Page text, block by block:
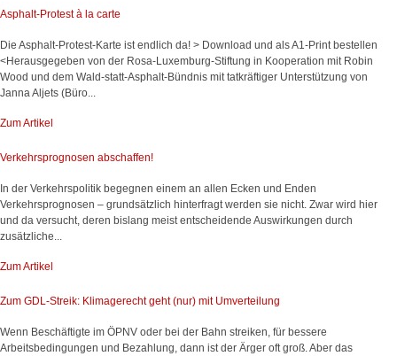
Asphalt-Protest à la carte
Die Asphalt-Protest-Karte ist endlich da! > Download und als A1-Print bestellen
<Herausgegeben von der Rosa-Luxemburg-Stiftung in Kooperation mit Robin
Wood und dem Wald-statt-Asphalt-Bündnis mit tatkräftiger Unterstützung von
Janna Aljets (Büro...
Zum Artikel
Verkehrsprognosen abschaffen!
In der Verkehrspolitik begegnen einem an allen Ecken und Enden
Verkehrsprognosen – grundsätzlich hinterfragt werden sie nicht. Zwar wird hier
und da versucht, deren bislang meist entscheidende Auswirkungen durch
zusätzliche...
Zum Artikel
Zum GDL-Streik: Klimagerecht geht (nur) mit Umverteilung
Wenn Beschäftigte im ÖPNV oder bei der Bahn streiken, für bessere
Arbeitsbedingungen und Bezahlung, dann ist der Ärger oft groß. Aber das